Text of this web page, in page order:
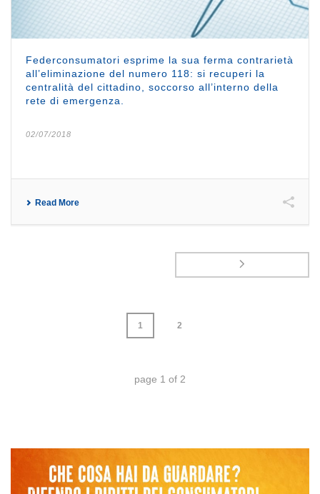
Federconsumatori esprime la sua ferma contrarietà
all’eliminazione del numero 118: si recuperi la
centralità del cittadino, soccorso all’interno della
rete di emergenza.
02/07/2018
Read More
1 2
page 1 of 2